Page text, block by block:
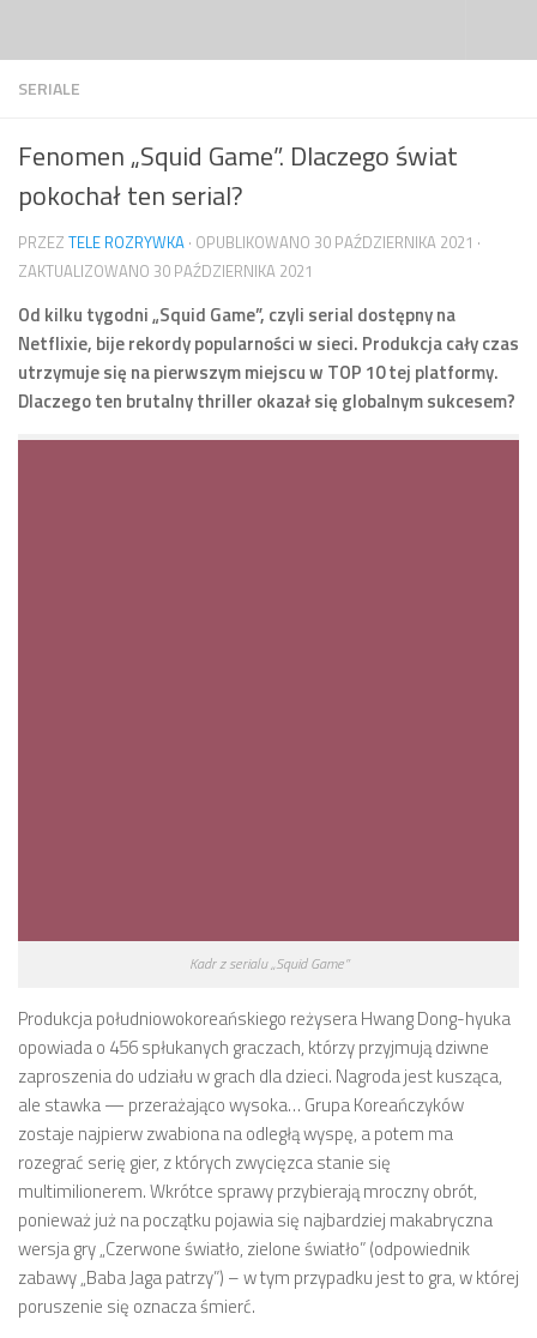
SERIALE
Fenomen „Squid Game”. Dlaczego świat
pokochał ten serial?
PRZEZ TELE ROZRYWKA · OPUBLIKOWANO 30 PAŹDZIERNIKA 2021 ·
ZAKTUALIZOWANO 30 PAŹDZIERNIKA 2021
Od kilku tygodni „Squid Game”, czyli serial dostępny na
Netflixie, bije rekordy popularności w sieci. Produkcja cały czas
utrzymuje się na pierwszym miejscu w TOP 10 tej platformy.
Dlaczego ten brutalny thriller okazał się globalnym sukcesem?
Kadr z serialu „Squid Game”
Produkcja południowokoreańskiego reżysera Hwang Dong-hyuka
opowiada o 456 spłukanych graczach, którzy przyjmują dziwne
zaproszenia do udziału w grach dla dzieci. Nagroda jest kusząca,
ale stawka — przerażająco wysoka… Grupa Koreańczyków
zostaje najpierw zwabiona na odległą wyspę, a potem ma
rozegrać serię gier, z których zwycięzca stanie się
multimilionerem. Wkrótce sprawy przybierają mroczny obrót,
ponieważ już na początku pojawia się najbardziej makabryczna
wersja gry „Czerwone światło, zielone światło” (odpowiednik
zabawy „Baba Jaga patrzy”) – w tym przypadku jest to gra, w której
poruszenie się oznacza śmierć.